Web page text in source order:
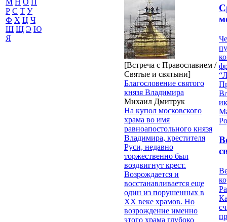
М Н О П
Р С Т У
Ф Х Ц Ч
Ш Щ Э Ю
Я
[Встреча с Православием /
Святые и святыни]
Благословение святого
князя Владимира
Михаил Дмитрук
На купол московского
храма во имя
равноапостольного князя
Владимира, крестителя
Руси, недавно
торжественно был
воздвигнут крест.
Возрождается и
восстанавливается еще
один из порушенных в
ХХ веке храмов. Но
возрождение именно
этого храма глубоко